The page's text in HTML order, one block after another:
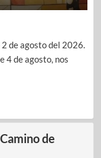
de agosto del 2026.
4 de agosto, nos
de